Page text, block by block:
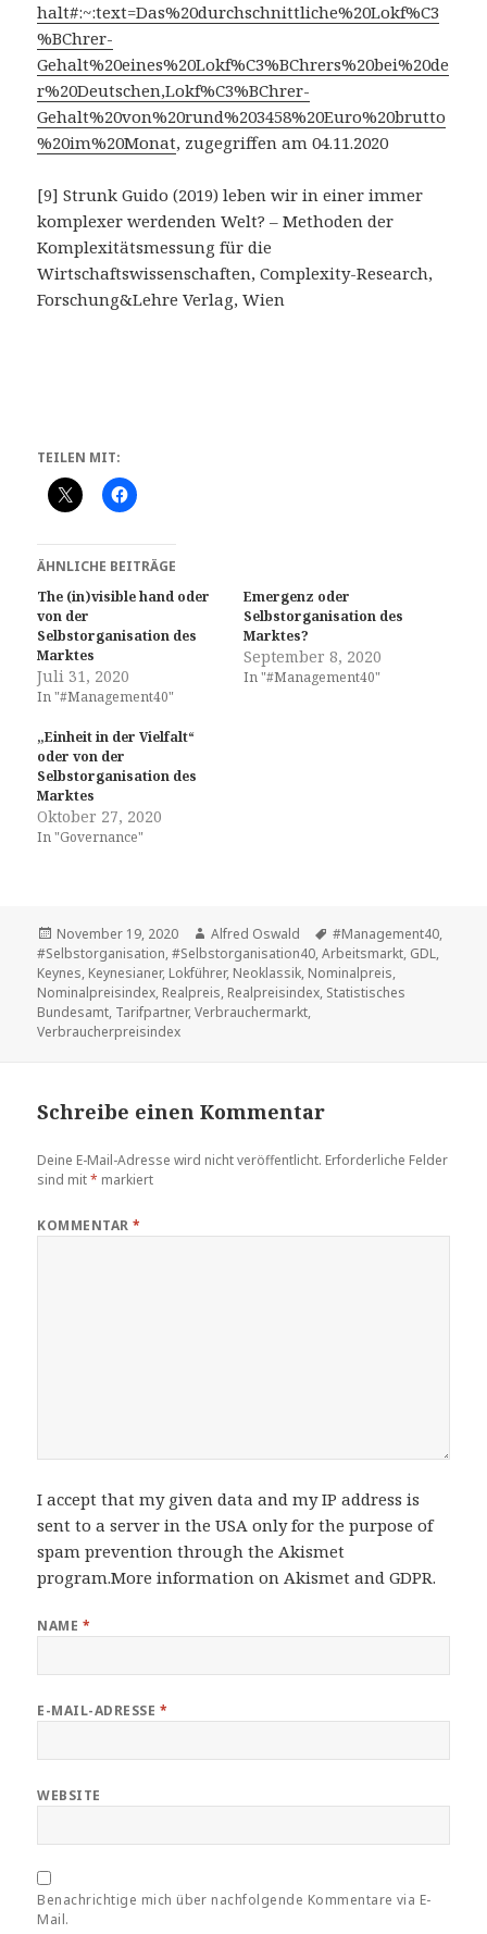
halt#:~:text=Das%20durchschnittliche%20Lokf%C3
%BChrer-
Gehalt%20eines%20Lokf%C3%BChrers%20bei%20de
r%20Deutschen,Lokf%C3%BChrer-
Gehalt%20von%20rund%203458%20Euro%20brutto
%20im%20Monat, zugegriffen am 04.11.2020
[9] Strunk Guido (2019) leben wir in einer immer
komplexer werdenden Welt? – Methoden der
Komplexitätsmessung für die
Wirtschaftswissenschaften, Complexity-Research,
Forschung&Lehre Verlag, Wien
TEILEN MIT:
ÄHNLICHE BEITRÄGE
The (in)visible hand oder
von der
Selbstorganisation des
Marktes
Juli 31, 2020
In "#Management40"
Emergenz oder
Selbstorganisation des
Marktes?
September 8, 2020
In "#Management40"
„Einheit in der Vielfalt“
oder von der
Selbstorganisation des
Marktes
Oktober 27, 2020
In "Governance"
Veröffentlicht
am
November 19, 2020 Autor
Alfred Oswald Tags
#Management40,
#Selbstorganisation,#Selbstorganisation40,Arbeitsmarkt, GDL,
Keynes, Keynesianer, Lokführer, Neoklassik, Nominalpreis,
Nominalpreisindex, Realpreis, Realpreisindex, Statistisches
Bundesamt, Tarifpartner,Verbrauchermarkt,
Verbraucherpreisindex
Schreibe einen Kommentar
Deine E-Mail-Adresse wird nicht veröffentlicht. Erforderliche Felder
sind mit* markiert
KOMMENTAR*
I accept that my given data and my IP address is
sent to a server in the USA only for the purpose of
spam prevention through the Akismet
program.More information on Akismet and GDPR.
NAME *
E-MAIL-ADRESSE *
WEBSITE
Benachrichtige mich über nachfolgende Kommentare via E-
Mail.